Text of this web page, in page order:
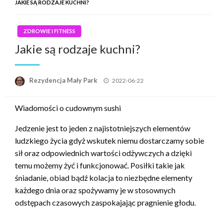
JAKIE SĄ RODZAJE KUCHNI?
ZDROWIE I FITNESS
Jakie są rodzaje kuchni?
Rezydencja Mały Park
Opublikowane
2022-06-22
Wiadomości o cudownym sushi
Jedzenie jest to jeden z najistotniejszych elementów
ludzkiego życia gdyż wskutek niemu dostarczamy sobie
sił oraz odpowiednich wartości odżywczych a dzięki
temu możemy żyć i funkcjonować. Posiłki takie jak
śniadanie, obiad bądź kolacja to niezbędne elementy
każdego dnia oraz spożywamy je w stosownych
odstępach czasowych zaspokajając pragnienie głodu.